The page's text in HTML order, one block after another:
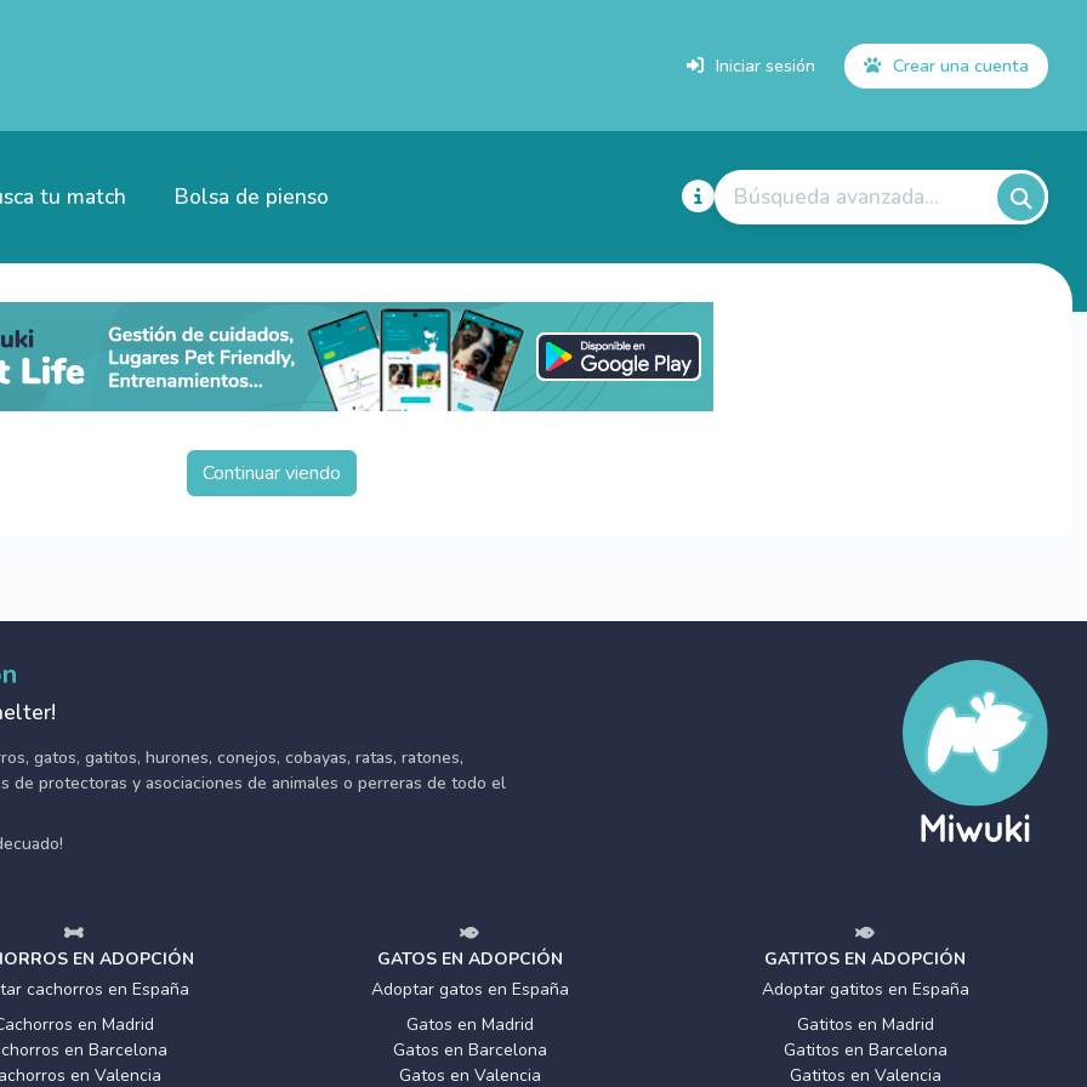
Iniciar sesión Crear una cuenta
tu match Bolsa de pienso Búsqueda avanzada...
Continuar viendo
gatos, gatitos, hurones, conejos, cobayas, ratas, ratones,
de protectoras y asociaciones de animales o perreras de todo el
EN ADOPCIÓN
cachorros en España
en Madrid
en Barcelona
en Valencia
GATOS EN ADOPCIÓN
Adoptar gatos en España
Gatos en Madrid
Gatos en Barcelona
Gatos en Valencia
GATITOS EN ADOPCIÓN
Adoptar gatitos en España
Gatitos en Madrid
Gatitos en Barcelona
Gatitos en Valencia